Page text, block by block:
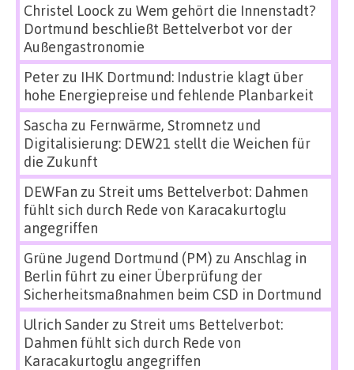
Christel Loock zu Wem gehört die Innenstadt?
Dortmund beschließt Bettelverbot vor der
Außengastronomie
Peterzu IHK Dortmund: Industrie klagt über
hohe Energiepreise und fehlende Planbarkeit
Sascha zu Fernwärme, Stromnetz und
Digitalisierung: DEW21 stellt die Weichen für
die Zukunft
DEWFan zu Streit ums Bettelverbot: Dahmen
fühlt sich durch Rede von Karacakurtoglu
angegriffen
Grüne Jugend Dortmund (PM) zu Anschlag in
Berlin führt zu einer Überprüfung der
Sicherheitsmaßnahmen beim CSD in Dortmund
Ulrich Sanderzu Streit ums Bettelverbot:
Dahmen fühlt sich durch Rede von
Karacakurtoglu angegriffen